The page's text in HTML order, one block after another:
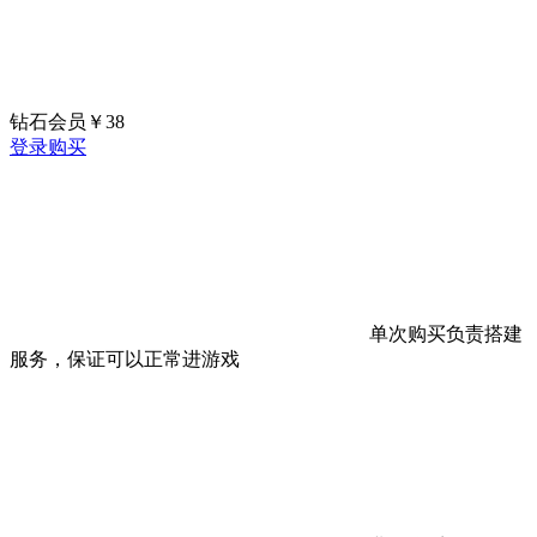
钻石会员 ￥38
登录购买
单次购买负责搭建
服务，保证可以正常进游戏